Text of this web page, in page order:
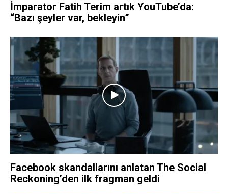
İmparator Fatih Terim artık YouTube’da:
“Bazı şeyler var, bekleyin”
Facebook skandallarını anlatan The Social
Reckoning’den ilk fragman geldi